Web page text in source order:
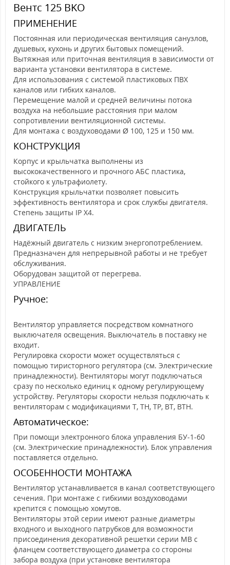
Вентс 125 BKO
ПРИМЕНЕНИЕ
Постоянная или периодическая вентиляция санузлов,
душевых, кухонь и других бытовых помещений.
Вытяжная или приточная вентиляция в зависимости от
варианта установки вентилятора в системе.
Для использования с системой пластиковых ПВХ
каналов или гибких каналов.
Перемещение малой и средней величины потока
воздуха на небольшие расстояния при малом
сопротивлении вентиляционной системы.
Для монтажа с воздуховодами Ø 100, 125 и 150 мм.
КОНСТРУКЦИЯ
Корпус и крыльчатка выполнены из
высококачественного и прочного АБС пластика,
стойкого к ультрафиолету.
Конструкция крыльчатки позволяет повысить
эффективность вентилятора и срок службы двигателя.
Степень защиты IP X4.
ДВИГАТЕЛЬ
Надёжный двигатель с низким энергопотреблением.
Предназначен для непрерывной работы и не требует
обслуживания.
Оборудован защитой от перегрева.
УПРАВЛЕНИЕ
Ручное:
Вентилятор управляется посредством комнатного
выключателя освещения. Выключатель в поставку не
входит.
Регулировка скорости может осуществляться с
помощью тиристорного регулятора (см. Электрические
принадлежности). Вентиляторы могут подключаться
сразу по несколько единиц к одному регулирующему
устройству. Регуляторы скорости нельзя подключать к
вентиляторам с модификациями Т, ТН, ТР, ВТ, ВТН.
Автоматическое:
При помощи электронного блока управления БУ-1-60
(см. Электрические принадлежности). Блок управления
поставляется отдельно.
ОСОБЕННОСТИ МОНТАЖА
Вентилятор устанавливается в канал соответствующего
сечения. При монтаже с гибкими воздуховодами
крепится с помощью хомутов.
Вентиляторы этой серии имеют разные диаметры
входного и выходного патрубков для возможности
присоединения декоративной решетки серии МВ с
фланцем соответствующего диаметра со стороны
забора воздуха (при установке вентилятора